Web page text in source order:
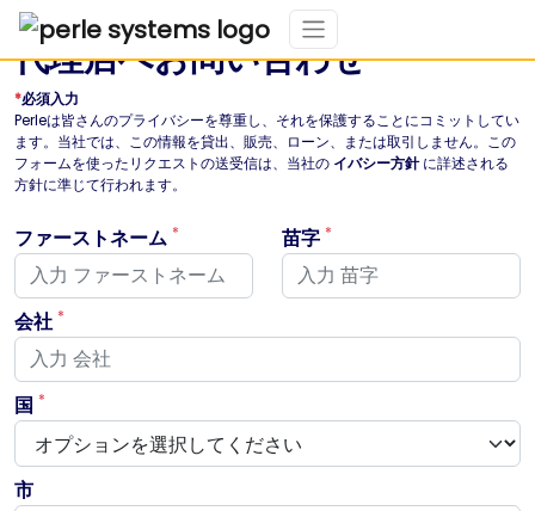
代理店へお問い合わせ
*必須入力
Perleは皆さんのプライバシーを尊重し、それを保護することにコミットしてい
ます。当社では、この情報を貸出、販売、ローン、または取引しません。この
フォームを使ったリクエストの送受信は、当社の イバシー方針に詳述される
方針に準じて行われます。
ファーストネーム * 苗字 *
会社 *
国 *
市